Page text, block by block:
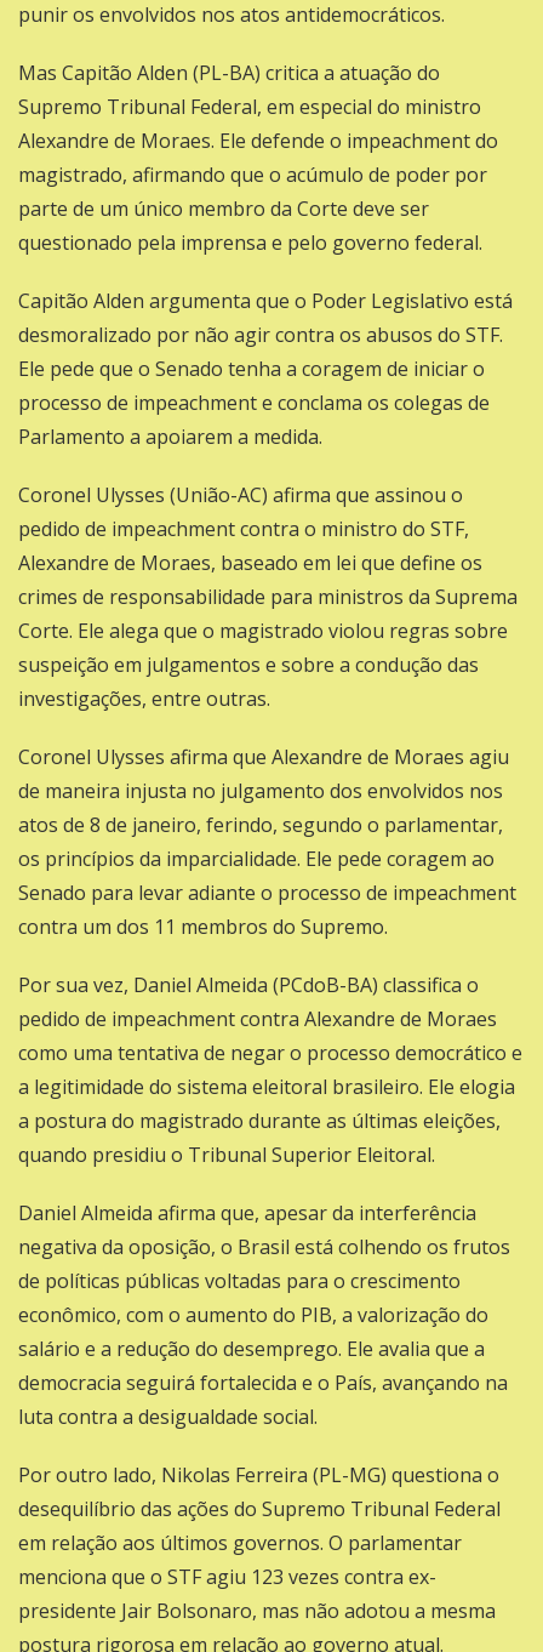
punir os envolvidos nos atos antidemocráticos.
Mas Capitão Alden (PL-BA) critica a atuação do
Supremo Tribunal Federal, em especial do ministro
Alexandre de Moraes. Ele defende o impeachment do
magistrado, afirmando que o acúmulo de poder por
parte de um único membro da Corte deve ser
questionado pela imprensa e pelo governo federal.
Capitão Alden argumenta que o Poder Legislativo está
desmoralizado por não agir contra os abusos do STF.
Ele pede que o Senado tenha a coragem de iniciar o
processo de impeachment e conclama os colegas de
Parlamento a apoiarem a medida.
Coronel Ulysses (União-AC) afirma que assinou o
pedido de impeachment contra o ministro do STF,
Alexandre de Moraes, baseado em lei que define os
crimes de responsabilidade para ministros da Suprema
Corte. Ele alega que o magistrado violou regras sobre
suspeição em julgamentos e sobre a condução das
investigações, entre outras.
Coronel Ulysses afirma que Alexandre de Moraes agiu
de maneira injusta no julgamento dos envolvidos nos
atos de 8 de janeiro, ferindo, segundo o parlamentar,
os princípios da imparcialidade. Ele pede coragem ao
Senado para levar adiante o processo de impeachment
contra um dos 11 membros do Supremo.
Por sua vez, Daniel Almeida (PCdoB-BA) classifica o
pedido de impeachment contra Alexandre de Moraes
como uma tentativa de negar o processo democrático e
a legitimidade do sistema eleitoral brasileiro. Ele elogia
a postura do magistrado durante as últimas eleições,
quando presidiu o Tribunal Superior Eleitoral.
Daniel Almeida afirma que, apesar da interferência
negativa da oposição, o Brasil está colhendo os frutos
de políticas públicas voltadas para o crescimento
econômico, com o aumento do PIB, a valorização do
salário e a redução do desemprego. Ele avalia que a
democracia seguirá fortalecida e o País, avançando na
luta contra a desigualdade social.
Por outro lado, Nikolas Ferreira (PL-MG) questiona o
desequilíbrio das ações do Supremo Tribunal Federal
em relação aos últimos governos. O parlamentar
menciona que o STF agiu 123 vezes contra ex-
presidente Jair Bolsonaro, mas não adotou a mesma
postura rigorosa em relação ao governo atual.